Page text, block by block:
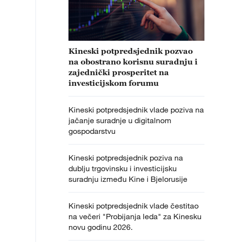
Kineski potpredsjednik pozvao
na obostrano korisnu suradnju i
zajednički prosperitet na
investicijskom forumu
Kineski potpredsjednik vlade poziva na
jačanje suradnje u digitalnom
gospodarstvu
Kineski potpredsjednik poziva na
dublju trgovinsku i investicijsku
suradnju između Kine i Bjelorusije
Kineski potpredsjednik vlade čestitao
na večeri "Probijanja leda" za Kinesku
novu godinu 2026.